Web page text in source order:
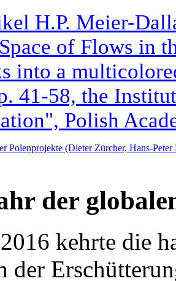
H.P. Meier-
of Flows in
into a
41-58, the
Polish
Polenprojekte (Dieter Zürcher, Hans-
der
kehrte die
der